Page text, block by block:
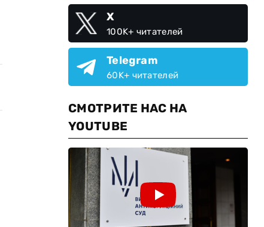
X
100K+ читателей
Telegram
60K+ читателей
СМОТРИТЕ НАС НА
YOUTUBE